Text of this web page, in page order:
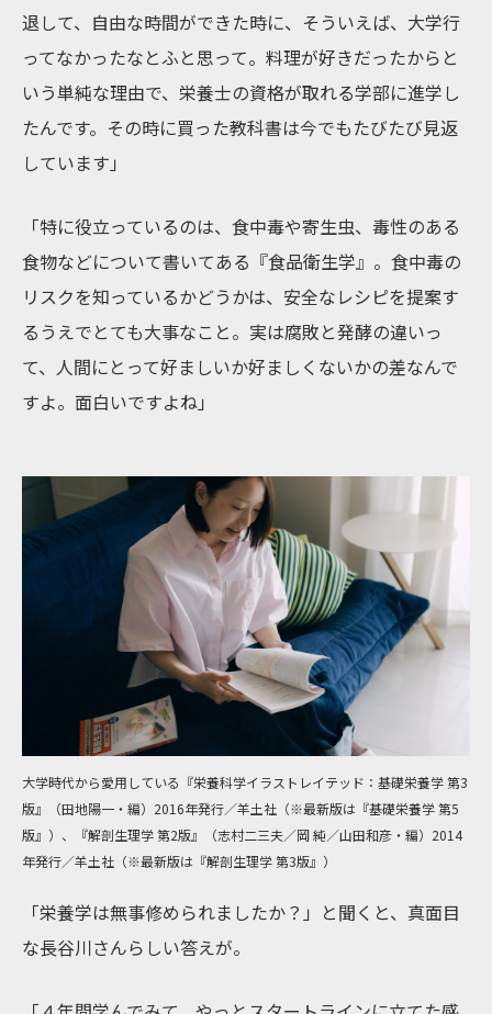
退して、自由な時間ができた時に、そういえば、大学行
ってなかったなとふと思って。料理が好きだったからと
いう単純な理由で、栄養士の資格が取れる学部に進学し
たんです。その時に買った教科書は今でもたびたび見返
しています」
「特に役立っているのは、食中毒や寄生虫、毒性のある
食物などについて書いてある『食品衛生学』。食中毒の
リスクを知っているかどうかは、安全なレシピを提案す
るうえでとても大事なこと。実は腐敗と発酵の違いっ
て、人間にとって好ましいか好ましくないかの差なんで
すよ。面白いですよね」
大学時代から愛用している『栄養科学イラストレイテッド：基礎栄養学 第3
版』（田地陽一・編）2016年発行／羊土社（※最新版は『基礎栄養学 第5
版』）、『解剖生理学 第2版』（志村二三夫／岡 純／山田和彦・編）2014
年発行／羊土社（※最新版は『解剖生理学 第3版』）
「栄養学は無事修められましたか？」と聞くと、真面目
な長谷川さんらしい答えが。